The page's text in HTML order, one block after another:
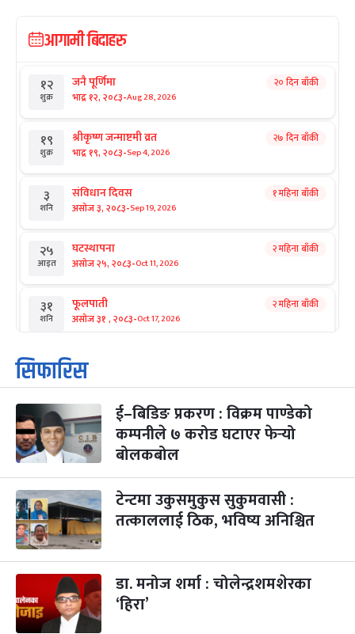
आगामी बिदाहरु
१२
शुक्र
जनै पूर्णिमा
भाद्र १२, २०८३-Aug 28, 2026
२० दिन बाँकी
१९
शुक्र
श्रीकृष्ण जन्माष्टमी व्रत
भाद्र १९, २०८३-Sep 4, 2026
२७ दिन बाँकी
३
शनि
संविधान दिवस
असोज ३, २०८३-Sep 19, 2026
१ महिना बाँकी
२५
आइत
घटस्थापना
असोज २५, २०८३-Oct 11, 2026
२ महिना बाँकी
३१
शनि
फूलपाती
असोज ३१ , २०८३-Oct 17, 2026
२ महिना बाँकी
१
आइत
कार्तिक सङ्क्रान्ति
कार्तिक १, २०८३
३
मंगल
महानवमी
कार्तिक ३, २०८३-Oct 20, 2026
२ महिना बाँकी
४
५
बिहि
पापा‌ङ्कुशा एकादशी व्रत
कार्तिक ५, २०८३
२ महिना बाँकी
आइत
कुकुर तिहार
कार्तिक २२, २०८३-Nov 8, 2026
३ महिना बाँकी
सिफारिस
ई–बिडिङ प्रकरण : विक्रम पाण्डेको
कम्पनीले ७ करोड घटाएर फेर्‍यो
बोलकबोल
टेन्टमा उकुसमुकुस सुकुमवासी :
तत्काललाई ठिक, भविष्य अनिश्चित
डा. मनोज शर्मा : चोलेन्द्रशमशेरका
‘हिरा’